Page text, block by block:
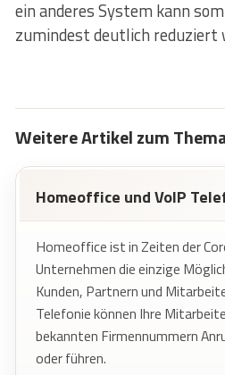
ein anderes System kann
zumindest deutlich reduziert
Weitere Artikel zum
Homeoffice und VoIP
Homeoffice ist in Zeiten der
Unternehmen die einzige
Kunden, Partnern und
Telefonie können Ihre
bekannten Firmennummern
oder führen.